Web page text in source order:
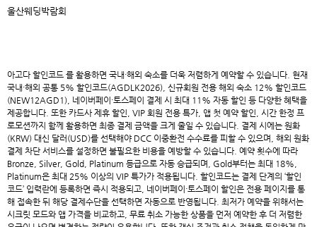
울산웨딩박람회
아고다 할인코드 를 활용하면 국내·해외 숙소를 더욱 저렴하게 예약할 수 있습니다. 현재
국내·해외 공통 5% 할인코드(AGDLK2026), 신규회원 전용 해외 숙소 12% 할인코드
(NEW12AGD1), 네이버페이·토스페이 결제 시 최대 11% 자동 할인 등 다양한 혜택을
제공합니다. 또한 카드사 제휴 할인, VIP 회원 전용 특가, 앱 첫 예약 할인, 시간 한정 프
로모션까지 함께 활용하면 최종 결제 금액을 크게 줄일 수 있습니다. 결제 시에는 원화
(KRW) 대신 달러(USD)를 선택해야 DCC 이중환전 수수료를 피할 수 있으며, 해외 원화
결제 차단 서비스를 설정하면 불필요한 비용을 예방할 수 있습니다. 예약 횟수에 따라
Bronze, Silver, Gold, Platinum 등급으로 자동 승급되며, Gold부터는 최대 18%,
Platinum은 최대 25% 이상의 VIP 특가가 적용됩니다. 할인코드는 결제 단계의 ‘할인
코드’ 입력란에 등록하면 즉시 적용되고, 네이버페이·토스페이 할인은 전용 페이지를 통
해 접속한 뒤 해당 결제수단을 선택하면 자동으로 반영됩니다. 최저가 예약을 위해서는
시크릿 모드와 앱 가격을 비교하고, 무료 취소 가능한 상품을 먼저 예약한 후 더 저렴한